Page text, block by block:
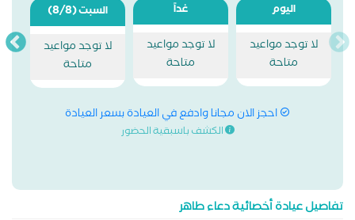
اليوم
لا توجد مواعيد
متاحة
غداً
لا توجد مواعيد
متاحة
السبت(8/8)
لا توجد مواعيد
متاحة
احجز الان مجانا وادفع في العيادة بسعر العيادة
الكشف باسبقية الحضور
تفاصيل عيادة أخصائية دعاء طاهر